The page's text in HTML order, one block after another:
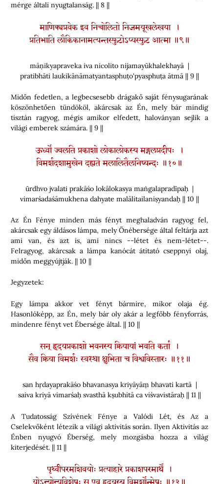
mérge általi nyugtalanság. || 8 ||
माणिक्यप्रवेक इव निचोलितो निजमयूखलेखया ।
प्रतिभाति लौकिकानामत्यन्तस्फुटोऽप्यस्फुट आत्मा ॥९॥
māṇikyapraveka iva nicolito nijamayūkhalekhayā |
pratibhāti laukikānāmatyantasphuṭo'pyasphuṭa ātmā || 9 ||
Midőn fedetlen, a legbecsesebb drágakő saját fénysugarának
köszönhetően tündököl, akárcsak az Én, mely bár mindig
tisztán ragyog, mégis amikor elfedett, haloványan sejlik a
világi emberek számára. || 9 ||
ऊर्ध्वो ज्वलति प्रकाशो लोकालोकस्य मङ्गलप्रदीपः ।
विमर्शदशामुखेन दह्यते मलालितैलनिष्यन्दः ॥१०॥
ūrdhvo jvalati prakāśo lokālokasya maṅgalapradīpaḥ |
vimarśadaśāmukhena dahyate malālitailaniṣyandaḥ || 10 ||
Az Én Fénye minden más fényt meghaladván ragyog fel,
akárcsak egy áldásos lámpa, mely Önébersége által feltárja azt
ami van, és azt is, ami nincs --létet és nem-létet--.
Felragyog, akárcsak a lámpa kanócát átitató cseppnyi olaj,
midőn meggyújtják. || 10 ||
Jegyzetek:
Egy lámpa akkor vet fényt bármire, mikor olaja ég.
Hasonlóképp, az Én, mely bár oly akár a legfőbb fényforrás,
mindenre fényt vet Ébersége által. || 10 ||
सन् हृदयप्रकाशो भवनस्य क्रियायां भवति कर्ता ।
सैव क्रिया विमर्शः स्वस्था क्षुभिता च विश्वविस्तारः ॥११॥
san hṛdayaprakāśo bhavanasya kriyāyāṃ bhavati kartā |
saiva kriyā vimarśaḥ svasthā kṣubhitā ca viśvavistāraḥ || 11 ||
A Tudatosság Szívének Fénye a Valódi Lét, és Az a
Cselekvőként létezik a világi aktivitás során. Ilyen Aktivitás az
Énben nyugvó Éberség, mely mozgásba hozza a világ
kiterjedését. || 11 ||
पृथ्वीपरमशिवयोः प्रत्याहारे प्रकाशपरमार्थे ।